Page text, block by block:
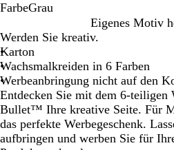
FarbeGrau
r
a
u
Eigenes Motiv
Werden Sie kreativ.
Karton
Wachsmalkreiden in 6 Farben
Werbeanbringung nicht auf den
Entdecken Sie mit dem 6-teiligen
Bullet™ Ihre kreative Seite. Für
das perfekte Werbegeschenk.
aufbringen und werben Sie für